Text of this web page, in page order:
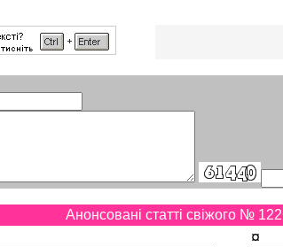
Анонсовані статті свіжого №
¤